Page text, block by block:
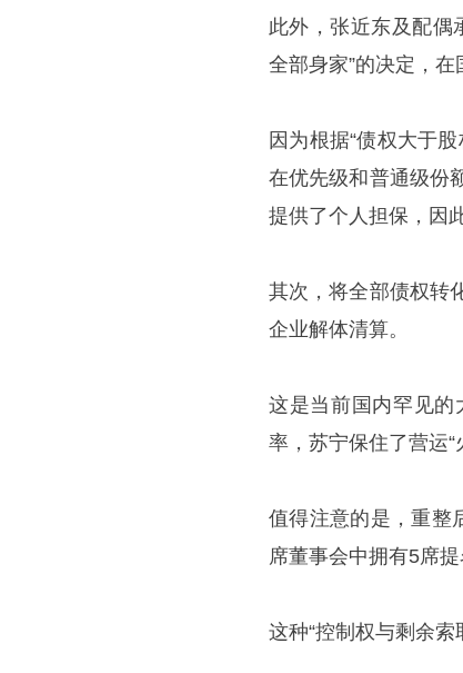
此外，张近东及配偶
全部身家”的决定，在
因为根据“债权大于
在优先级和普通级份
提供了个人担保，因
其次，将全部债权转
企业解体清算。
这是当前国内罕见的
率，苏宁保住了营运“
值得注意的是，重整
席董事会中拥有5席
这种“控制权与剩余索